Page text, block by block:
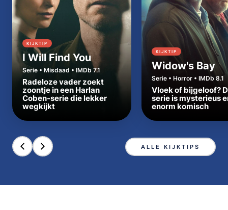
KIJKTIP
I Will Find You
Serie • Misdaad • IMDb 7.1
Radeloze vader zoekt
zoontje in een Harlan
Coben-serie die lekker
wegkijkt
KIJKTIP
Widow's Bay
Serie • Horror • IMDb 8.1
Vloek of bijgeloof?
serie is mysterieus
enorm komisch
ALLE KIJKTIPS